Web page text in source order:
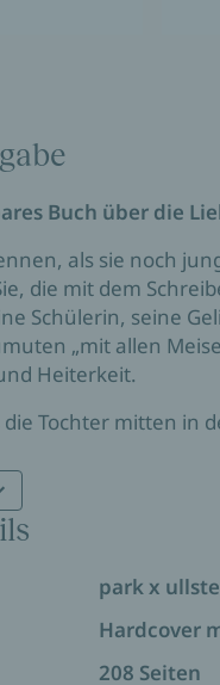
Buch über die
als sie noch
die mit dem
Schülerin, seine
„mit allen
Heiterkeit.
die Tochter mitten in
helfen, sie hilft,
beginnt. Und
sie die
park x
Hardcover
208 Seiten